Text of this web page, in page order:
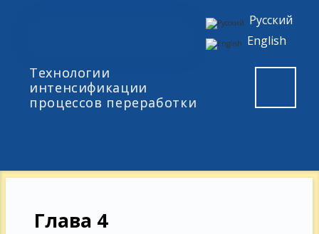
Технологии
интенсификации
процессов переработки
Русский
English
Глава 4